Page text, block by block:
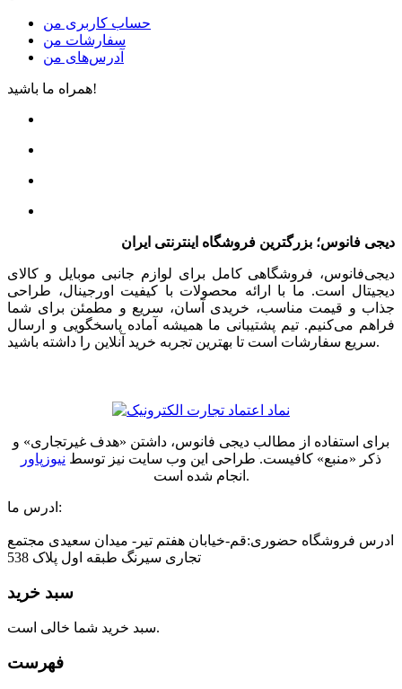
حساب کاربری من
سفارشات من
آدرس‌های من
همراه ما باشید!
دیجی فانوس؛ بزرگترین فروشگاه اینترنتی ایران
دیجی‌فانوس، فروشگاهی کامل برای لوازم جانبی موبایل و کالای
دیجیتال است. ما با ارائه محصولات با کیفیت اورجینال، طراحی
جذاب و قیمت مناسب، خریدی آسان، سریع و مطمئن برای شما
فراهم می‌کنیم. تیم پشتیبانی ما همیشه آماده پاسخگویی و ارسال
سریع سفارشات است تا بهترین تجربه خرید آنلاین را داشته باشید.
برای استفاده از مطالب دیجی فانوس، داشتن «هدف غیرتجاری» و
ذکر «منبع» کافیست. طراحی این وب سایت نیز توسط نیوزپاور
انجام شده است.
ادرس ما:
ادرس فروشگاه حضوری:قم-خیابان هفتم تیر- میدان سعیدی مجتمع
تجاری سیرنگ طبقه اول پلاک 538
سبد خرید
سبد خرید شما خالی است.
فهرست